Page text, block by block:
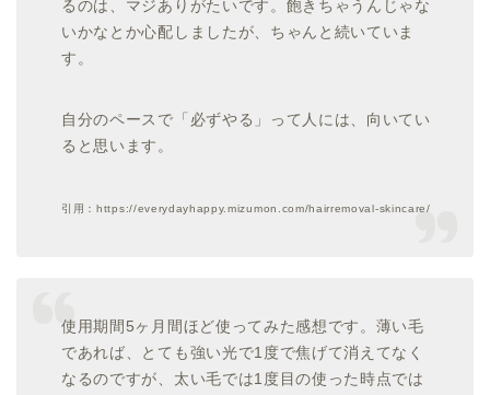
るのは、マジありがたいです。飽きちゃうんじゃな
いかなとか心配しましたが、ちゃんと続いていま
す。
自分のペースで「必ずやる」って人には、向いてい
ると思います。
引用：https://everydayhappy.mizumon.com/hairremoval-skincare/
使用期間5ヶ月間ほど使ってみた感想です。薄い毛
であれば、とても強い光で1度で焦げて消えてなく
なるのですが、太い毛では1度目の使った時点では